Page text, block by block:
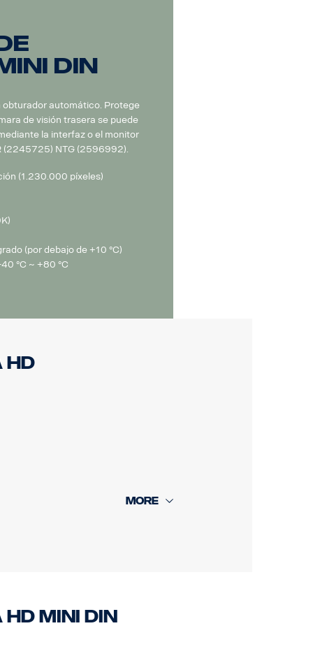
DIN
obturador automático. Protege
de visión trasera se puede
la interfaz o el monitor
(2245725) NTG (2596992).
(1.230.000 píxeles)
(por debajo de +10 °C)
°C ~ +80 °C
MINI DIN